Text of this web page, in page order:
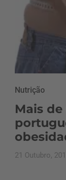
Nutrição
Mais
21 Outubro,